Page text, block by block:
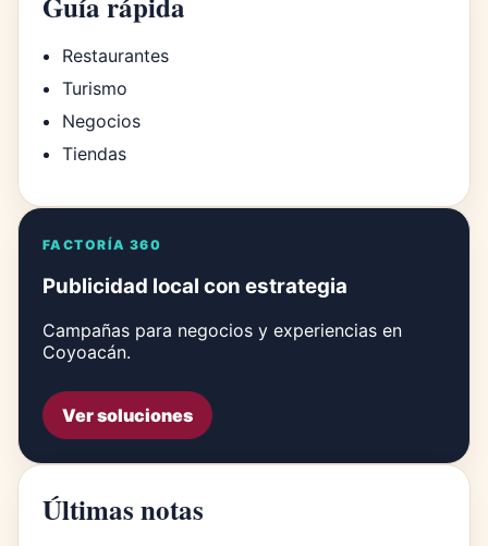
Restaurantes
Turismo
Negocios
Tiendas
FACTORÍA 360
Publicidad local con estrategia
Campañas para negocios y experiencias en
Coyoacán.
Ver soluciones
Últimas notas